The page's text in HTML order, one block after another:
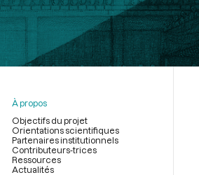
À propos
Objectifs du projet
Orientations scientifiques
Partenaires institutionnels
Contributeurs-trices
Ressources
Actualités